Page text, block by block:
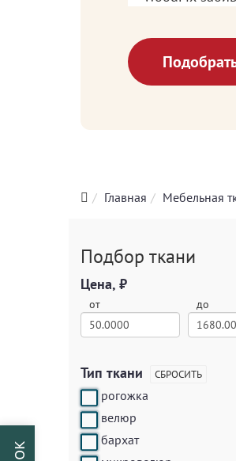
Главная Мебельная
Подбор ткани
Цена, ₽
от до
Тип ткани СБРОСИТЬ
рогожка
велюр
бархат